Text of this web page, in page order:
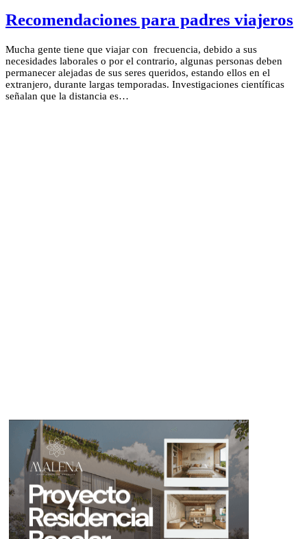
Recomendaciones para padres viajeros
Mucha gente tiene que viajar con frecuencia, debido a sus
necesidades laborales o por el contrario, algunas personas deben
permanecer alejadas de sus seres queridos, estando ellos en el
extranjero, durante largas temporadas. Investigaciones científicas
señalan que la distancia es…